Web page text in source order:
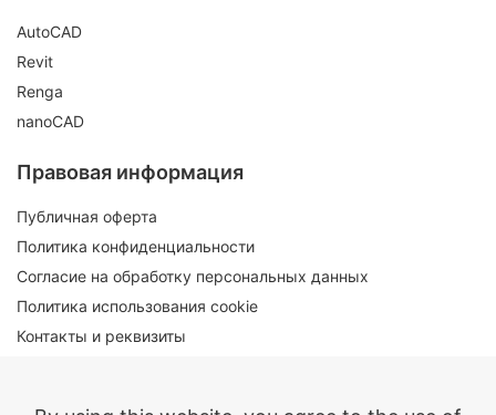
AutoCAD
Revit
Renga
nanoCAD
Правовая информация
Публичная оферта
Политика конфиденциальности
Согласие на обработку персональных данных
Политика использования cookie
Контакты и реквизиты